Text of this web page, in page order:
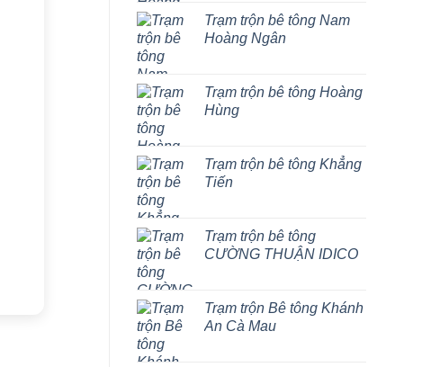
Trạm trộn bê tông Nam
Hoàng Ngân
Trạm trộn bê tông Hoàng
Hùng
Trạm trộn bê tông Khẳng
Tiến
Trạm trộn bê tông
CƯỜNG THUẬN IDICO
Trạm trộn Bê tông Khánh
An Cà Mau